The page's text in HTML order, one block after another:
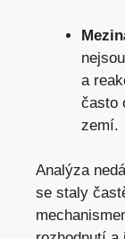
a
často
zemí.
Analýza
se staly